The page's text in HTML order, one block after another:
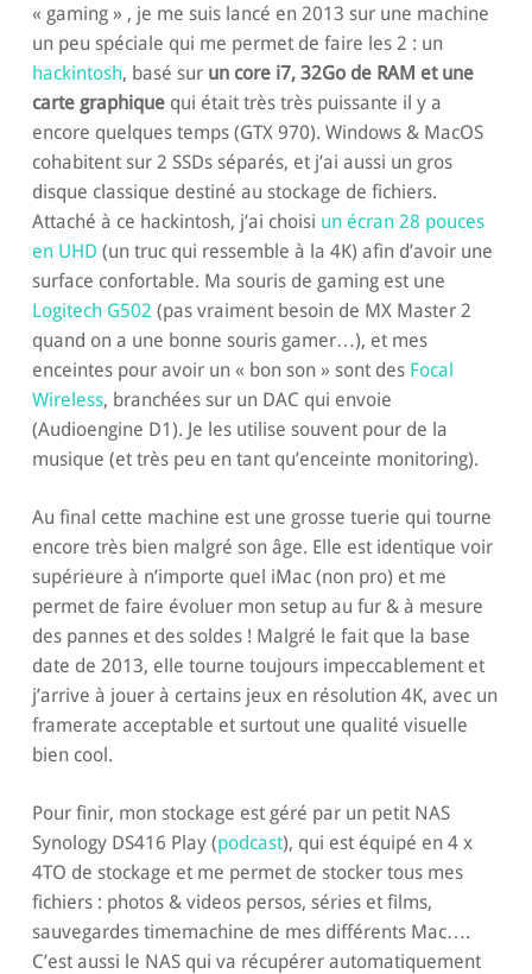
« gaming » , je me suis lancé en 2013 sur une machine
un peu spéciale qui me permet de faire les 2 : un
hackintosh, basé sur un core i7, 32Go de RAM et une
carte graphiquequi était très très puissante il y a
encore quelques temps (GTX 970). Windows & MacOS
cohabitent sur 2 SSDs séparés, et j’ai aussi un gros
disque classique destiné au stockage de fichiers.
Attaché à ce hackintosh, j’ai choisi un écran 28 pouces
en UHD (un truc qui ressemble à la 4K) afin d’avoir une
surface confortable. Ma souris de gaming est une
Logitech G502 (pas vraiment besoin de MX Master 2
quand on a une bonne souris gamer…), et mes
enceintes pour avoir un « bon son » sont des Focal
Wireless, branchées sur un DAC qui envoie
(Audioengine D1). Je les utilise souvent pour de la
musique (et très peu en tant qu’enceinte monitoring).
Au final cette machine est une grosse tuerie qui tourne
encore très bien malgré son âge. Elle est identique voir
supérieure à n’importe quel iMac (non pro) et me
permet de faire évoluer mon setup au fur & à mesure
des pannes et des soldes ! Malgré le fait que la base
date de 2013, elle tourne toujours impeccablement et
j’arrive à jouer à certains jeux en résolution 4K, avec un
framerate acceptable et surtout une qualité visuelle
bien cool.
Pour finir, mon stockage est géré par un petit NAS
Synology DS416 Play (podcast), qui est équipé en 4 x
4TO de stockage et me permet de stocker tous mes
fichiers : photos & videos persos, séries et films,
sauvegardes timemachine de mes différents Mac….
C’est aussi le NAS qui va récupérer automatiquement